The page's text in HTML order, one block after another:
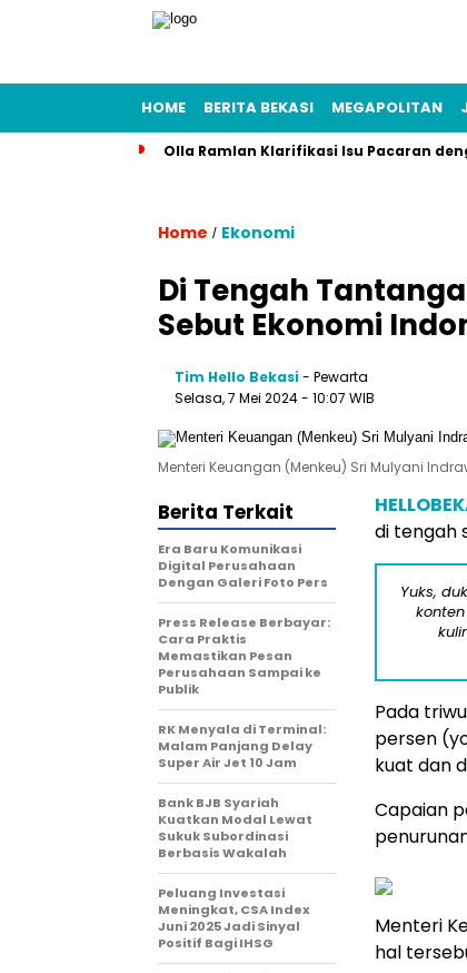
HOME BERITA BEKASI MEGAPOLITAN
Olla Ramlan Klarifikasi Isu Pacaran
Home / Ekonomi
Di Tengah
Sebut Ekonomi
Tim Hello Bekasi- Pewarta
Selasa, 7 Mei 2024 - 10:07 WIB
Menteri Keuangan (Menkeu) Sri Mulyani
di tengah
Yuks,
Pada
persen
kuat dan
Capaian
Menteri
hal
Berita Terkait
Era Baru Komunikasi
Digital Perusahaan
Dengan Galeri Foto Pers
Press Release Berbayar:
Cara Praktis
Memastikan Pesan
Perusahaan Sampai ke
Publik
RK Menyala di Terminal:
Malam Panjang Delay
Super Air Jet 10 Jam
Bank BJB Syariah
Kuatkan Modal Lewat
Sukuk Subordinasi
Berbasis Wakalah
Peluang Investasi
Meningkat, CSA Index
Juni 2025 Jadi Sinyal
Positif Bagi IHSG